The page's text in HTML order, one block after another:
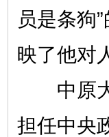
员是条狗
映了他对
中原大
担任中央